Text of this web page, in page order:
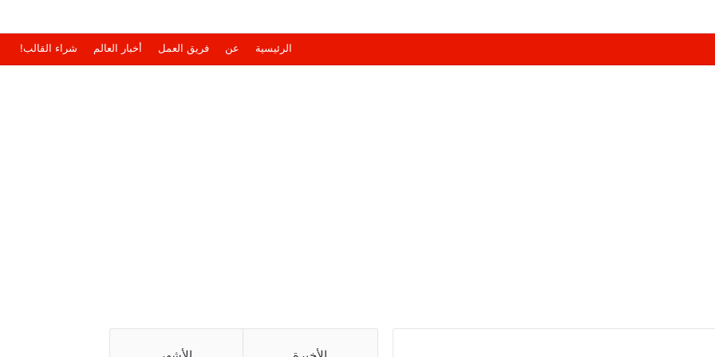
الرئيسية عن فريق العمل أخبار العالم شراء القالب!